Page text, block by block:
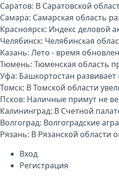
Саратов: В Саратовской
Самара: Самарская область
Красноярск: Индекс деловой
Челябинск: Челябинская
Казань: Лето - время
Тюмень: Тюменская область
Уфа: Башкортостан
Томск: В Томской области
Псков: Наличные примут не
Калининград: В Счетной
Волгоград: Волгоградские
Рязань: В Рязанской области
Вход
Регистрация